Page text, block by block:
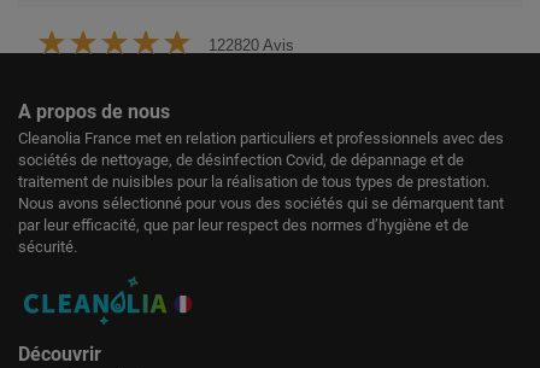
122820 Avis
A propos de nous
Cleanolia France met en relation particuliers et professionnels avec des
sociétés de nettoyage, de désinfection Covid, de dépannage et de
traitement de nuisibles pour la réalisation de tous types de prestation.
Nous avons sélectionné pour vous des sociétés qui se démarquent tant
par leur efficacité, que par leur respect des normes d’hygiène et de
sécurité.
Découvrir